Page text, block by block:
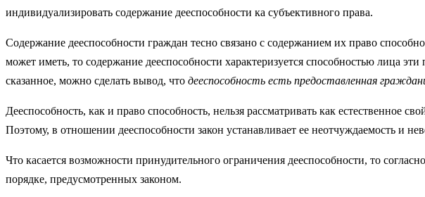
индивидуализировать содержание дееспособности ка субъективного права.
Содержание дееспособности граждан тесно связано с содержанием их право
может иметь, то содержание дееспособности характеризуется способностью лица
сказанное, можно сделать вывод, что дееспособность есть предоставленная
Дееспособность, как и право способность, нельзя рассматривать как естественное
Поэтому, в отношении дееспособности закон устанавливает ее неотчуждаемость и
Что касается возможности принудительного ограничения дееспособности, то
порядке, предусмотренных законом.